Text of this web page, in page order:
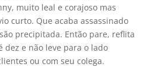
muito leal e corajoso mas
curto. Que acaba assassinado
precipitada. Então pare, reflita
dez e não leve para o lado
ou com seu colega.